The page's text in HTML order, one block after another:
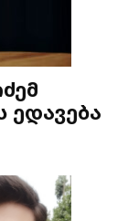
ედავება